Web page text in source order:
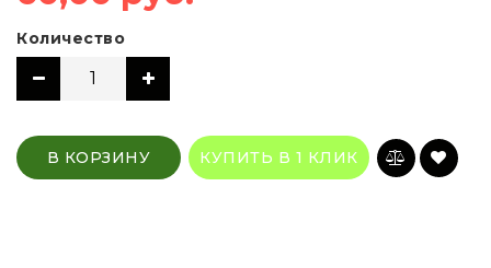
Количество
В КОРЗИНУ КУПИТЬ В 1 КЛИК